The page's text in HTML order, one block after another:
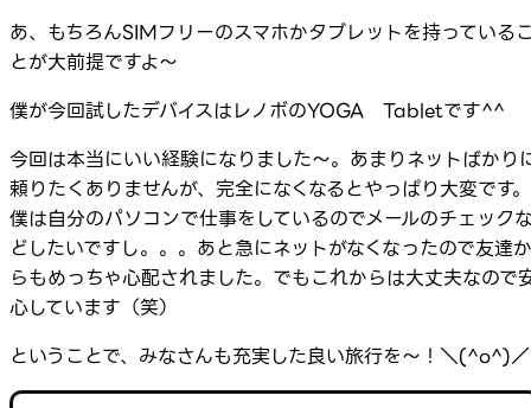
あ、もちろんSIMフリーのスマホかタブレットを持っている
とが大前提ですよ～
僕が今回試したデバイスはレノボのYOGA Tabletです^^
今回は本当にいい経験になりました～。あまりネットばかり
頼りたくありませんが、完全になくなるとやっぱり大変です。
僕は自分のパソコンで仕事をしているのでメールのチェック
どしたいですし。。。あと急にネットがなくなったので友達か
らもめっちゃ心配されました。でもこれからは大丈夫なので
心しています（笑）
ということで、みなさんも充実した良い旅行を～！＼(^o^)／